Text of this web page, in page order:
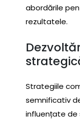
abordările
rezultatele.
Strategiile
semnificativ
influențate de